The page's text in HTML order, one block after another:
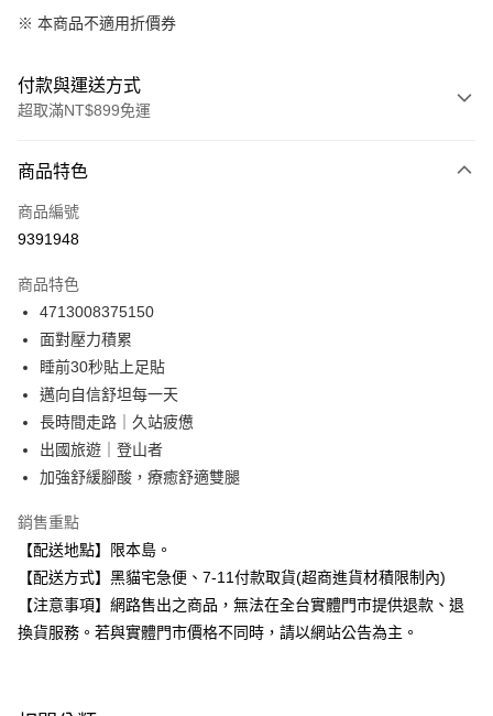
※ 本商品不適用折價券
付款與運送方式
超取滿NT$899免運
信用卡一次付款
信用卡分期付款
合作金庫商業銀行
華南商業銀行
上海商業儲蓄銀行
國泰世華商業銀行
臺灣中小企業銀行
匯豐（台灣）商業銀行
聯邦商業銀行
元大商業銀行
玉山商業銀行
台灣樂天信用卡公司
LINE Pay
Apple Pay
街口支付
全盈+PAY
大哥付你分期
相關說明
【大哥付你分期使用說明】
運送方式
商品特色
商品編號
9391948
商品特色
4713008375150
面對壓力積累
睡前30秒貼上足貼
邁向自信舒坦每一天
長時間走路｜久站疲憊
出國旅遊｜登山者
加強舒緩腳酸，療癒舒適雙腿
銷售重點
【配送地點】限本島。
【配送方式】黑貓宅急便、7-11付款取貨(超商進貨材積限制內)
【注意事項】網路售出之商品，無法在全台實體門市提供退款、退
換貨服務。若與實體門市價格不同時，請以網站公告為主。